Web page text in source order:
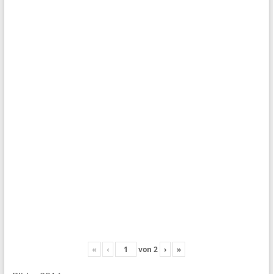
« ‹ von 2 › »